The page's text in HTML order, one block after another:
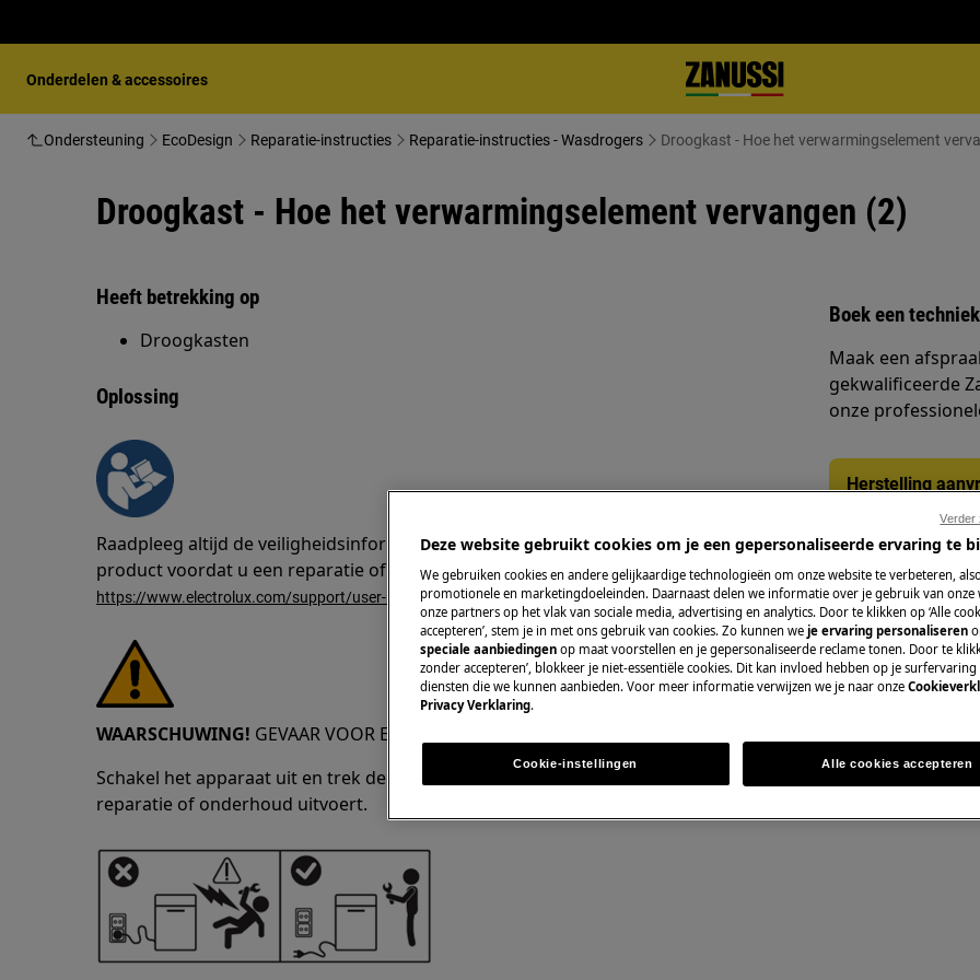
Onderdelen & accessoires
Ondersteuning EcoDesign Reparatie-instructies Reparatie-instructies - Wasdrogers Droogkast - Hoe het verwarmingselement
Droogkast - Hoe het verwarmingselement vervangen (2)
Heeft betrekking op
Droogkasten
Oplossing
Raadpleeg altijd de veiligheidsinformatie in de gebruikershandleiding van uw
product voordat u een reparatie of onderhoud uitvoert.
https://www.electrolux.com/support/user-manuals/
WAARSCHUWING! GEVAAR VOOR ELEKTRISCHE SCHOK
Schakel het apparaat uit en trek de stekker uit het stopcontact voordat u enige
reparatie of onderhoud uitvoert.
Boek een
Maak een
gekwalificeerde
onze
Herstelling
Wisselstukken en
Vind originele
onze webshop
Koop
Deze website gebruikt cookies om je een gepersonaliseerde ervaring te
We gebruiken cookies en andere gelijkaardige technologieën om onze website te verbeteren,
promotionele en marketingdoeleinden. Daarnaast delen we informatie over je gebruik van onze
onze partners op het vlak van sociale media, advertising en analytics. Door te klikken op ‘Alle
accepteren’, stem je in met ons gebruik van cookies. Zo kunnen we je ervaring personaliseren
speciale aanbiedingen op maat voorstellen en je gepersonaliseerde reclame tonen. Door te
zonder accepteren’, blokkeer je niet-essentiële cookies. Dit kan invloed hebben op je
diensten die we kunnen aanbieden. Voor meer informatie verwijzen we je naar onze
Privacy Verklaring.
Cookie-instellingen Alle cookies accepteren
Verder